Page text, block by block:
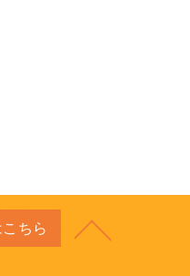
ちら